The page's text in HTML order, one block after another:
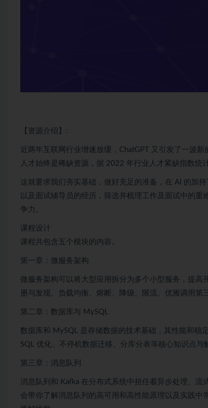
【资源介绍】:
近两年互联网行业增速放缓， ChatGPT 又引发了一波新
人才始终是稀缺资源，据 2022 年行业人才紧缺指数统
这就要求我们夯实基础，做好充足的准备，在 AI 的加
以及 面试辅导员的经历，筛选并梳理工作及 面试中的重
争力。
课程设计
课程共包含五个模块的内容。
第一章： 微服务架构
微服务架构可以将大型应用拆分为多个小型服务，提
册与发现、负载均衡、熔断、降级、限流、优雅调用第
第二章：数据库与 MySQL
数据库和 MySQL 是存储数据的技术基础，其性能和稳
SQL 优化、不停机数据迁移、分库分表等核心知识点与
第三章：消息队列
消息队列和 Kafka 在分布式系统中担任着异步处理、流
会带你了解消息队列的高可用和高性能原理以及实践